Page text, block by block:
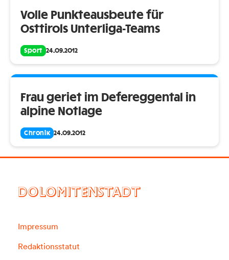
Volle Punkteausbeute für
Osttirols Unterliga-Teams
Sport 24.09.2012
Frau geriet im Defereggental in
alpine Notlage
Chronik 24.09.2012
DOLOMITENSTADT
Impressum
Redaktionsstatut